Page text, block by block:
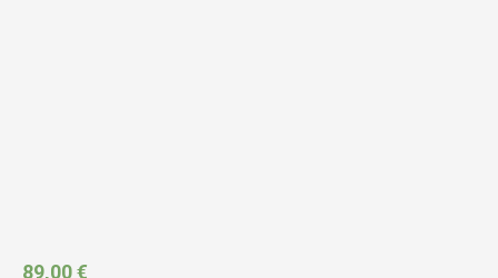
89,00€